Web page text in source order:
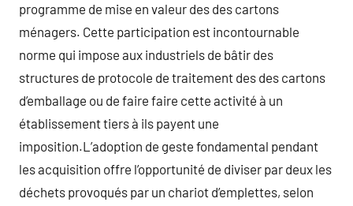
programme de mise en valeur des des cartons
ménagers. Cette participation est incontournable
norme qui impose aux industriels de bâtir des
structures de protocole de traitement des des cartons
d’emballage ou de faire faire cette activité à un
établissement tiers à ils payent une
imposition.L’adoption de geste fondamental pendant
les acquisition offre l’opportunité de diviser par deux les
déchets provoqués par un chariot d’emplettes, selon